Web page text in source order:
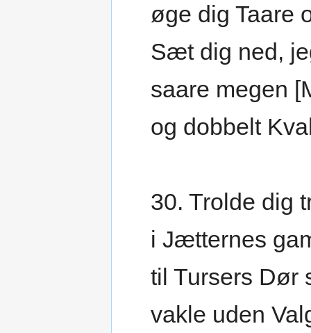
øge dig Taare
Sæt dig ned,
saare megen
og dobbelt
30. Trolde dig
i Jætternes
til Tursers Dør
vakle uden